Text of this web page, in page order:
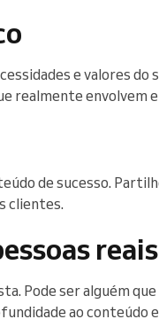
e valores do
realmente envolvem e
de sucesso.
clientes.
reais
Pode ser alguém
ao conteúdo